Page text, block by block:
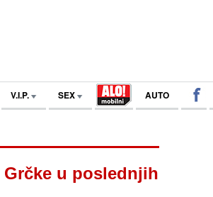
V.I.P. SEX AUTO
u poslednjih